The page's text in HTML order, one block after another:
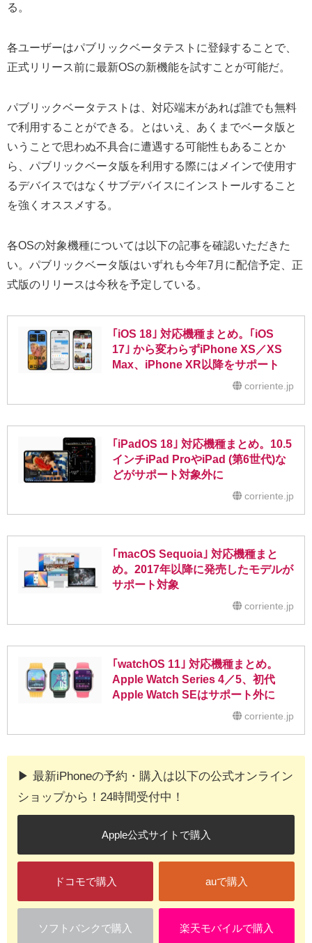
る。
各ユーザーはパブリックベータテストに登録することで、
正式リリース前に最新OSの新機能を試すことが可能だ。
パブリックベータテストは、対応端末があれば誰でも無料
で利用することができる。とはいえ、あくまでベータ版と
いうことで思わぬ不具合に遭遇する可能性もあることか
ら、パブリックベータ版を利用する際にはメインで使用す
るデバイスではなくサブデバイスにインストールすること
を強くオススメする。
各OSの対象機種については以下の記事を確認いただきた
い。パブリックベータ版はいずれも今年7月に配信予定、正
式版のリリースは今秋を予定している。
｢iOS 18｣ 対応機種まとめ。｢iOS
17｣ から変わらずiPhone XS／XS
Max、iPhone XR以降をサポート
corriente.jp
｢iPadOS 18｣ 対応機種まとめ。10.5
インチiPad ProやiPad (第6世代)な
どがサポート対象外に
corriente.jp
｢macOS Sequoia｣ 対応機種まと
め。2017年以降に発売したモデルが
サポート対象
corriente.jp
｢watchOS 11｣ 対応機種まとめ。
Apple Watch Series 4／5、初代
Apple Watch SEはサポート外に
corriente.jp
▶︎ 最新iPhoneの予約・購入は以下の公式オンライン
ショップから！24時間受付中！
Apple公式サイトで購入
ドコモで購入 auで購入
ソフトバンクで購入 楽天モバイルで購入